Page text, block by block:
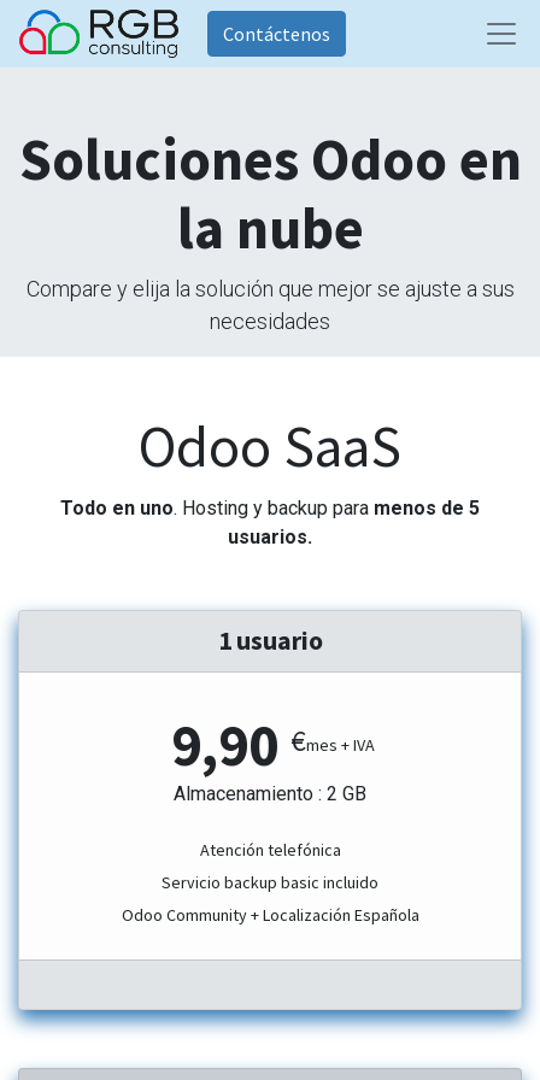
Contáctenos
Soluciones Odoo en
la nube
Compare y elija la solución que mejor se ajuste a sus
necesidades
Odoo SaaS
Todo en uno. Hosting y backup para menos de 5
usuarios.
1 usuario
9,90 €mes + IVA
Almacenamiento : 2 GB
Atención telefónica
Servicio backup basic incluido
Odoo Community + Localización Española